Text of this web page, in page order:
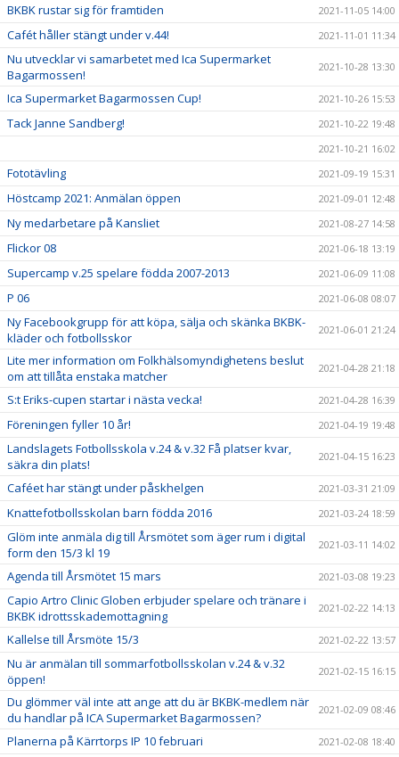
BKBK rustar sig för framtiden 2021-11-05 14:00
Cafét håller stängt under v.44! 2021-11-01 11:34
Nu utvecklar vi samarbetet med Ica Supermarket
Bagarmossen!
2021-10-28 13:30
Ica Supermarket Bagarmossen Cup! 2021-10-26 15:53
Tack Janne Sandberg!
2021-10-22 19:48
2021-10-21 16:02
Fototävling 2021-09-19 15:31
Höstcamp 2021: Anmälan öppen 2021-09-01 12:48
Ny medarbetare på Kansliet 2021-08-27 14:58
Flickor 08 2021-06-18 13:19
Supercamp v.25 spelare födda 2007-2013 2021-06-09 11:08
P 06 2021-06-08 08:07
Ny Facebookgrupp för att köpa, sälja och skänka BKBK-
kläder och fotbollsskor
2021-06-01 21:24
Lite mer information om Folkhälsomyndighetens beslut
om att tillåta enstaka matcher
2021-04-28 21:18
S:t Eriks-cupen startar i nästa vecka! 2021-04-28 16:39
Föreningen fyller 10 år! 2021-04-19 19:48
Landslagets Fotbollsskola v.24 & v.32 Få platser kvar,
säkra din plats!
2021-04-15 16:23
Caféet har stängt under påskhelgen 2021-03-31 21:09
Knattefotbollsskolan barn födda 2016 2021-03-24 18:59
Glöm inte anmäla dig till Årsmötet som äger rum i digital
form den 15/3 kl 19
2021-03-11 14:02
Agenda till Årsmötet 15 mars 2021-03-08 19:23
Capio Artro Clinic Globen erbjuder spelare och tränare i
BKBK idrottsskademottagning
2021-02-22 14:13
Kallelse till Årsmöte 15/3 2021-02-22 13:57
Nu är anmälan till sommarfotbollsskolan v.24 & v.32
öppen!
2021-02-15 16:15
Du glömmer väl inte att ange att du är BKBK-medlem när
du handlar på ICA Supermarket Bagarmossen?
2021-02-09 08:46
Planerna på Kärrtorps IP 10 februari 2021-02-08 18:40